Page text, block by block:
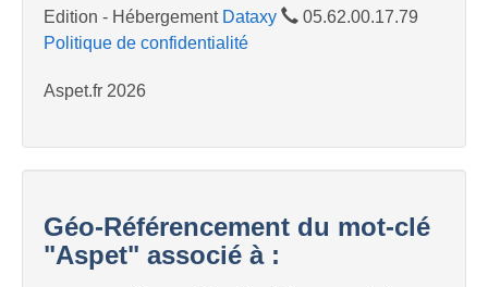
Edition - Hébergement Dataxy
05.62.00.17.79
Politique de confidentialité
Aspet.fr 2026
Géo-Référencement du mot-clé
"Aspet" associé à :